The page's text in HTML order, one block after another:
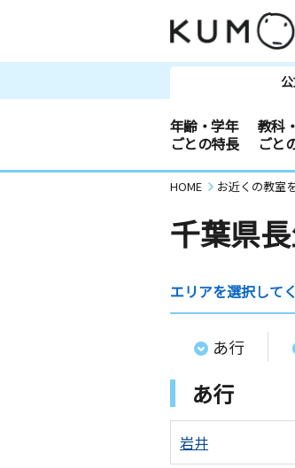
年齢・学年
ごとの特長
教科
ごと
HOME お近くの教室
千葉県
エリアを選択して
あ行
あ行
岩井